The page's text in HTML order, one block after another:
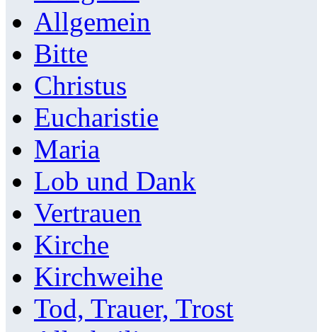
Allgemein
Bitte
Christus
Eucharistie
Maria
Lob und Dank
Vertrauen
Kirche
Kirchweihe
Tod, Trauer, Trost